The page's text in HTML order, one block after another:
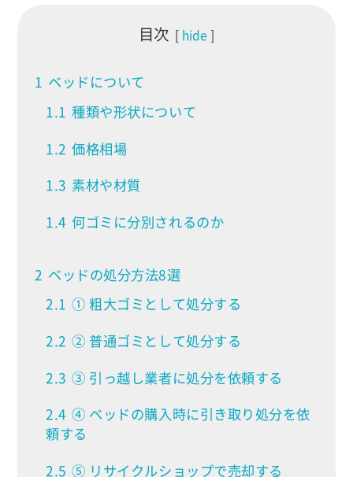
目次 hide
1 ベッドについて
1.1 種類や形状について
1.2 価格相場
1.3 素材や材質
1.4 何ゴミに分別されるのか
2 ベッドの処分方法8選
2.1 ① 粗大ゴミとして処分する
2.2 ② 普通ゴミとして処分する
2.3 ③ 引っ越し業者に処分を依頼する
2.4 ④ ベッドの購入時に引き取り処分を依
頼する
2.5 ⑤ リサイクルショップで売却する